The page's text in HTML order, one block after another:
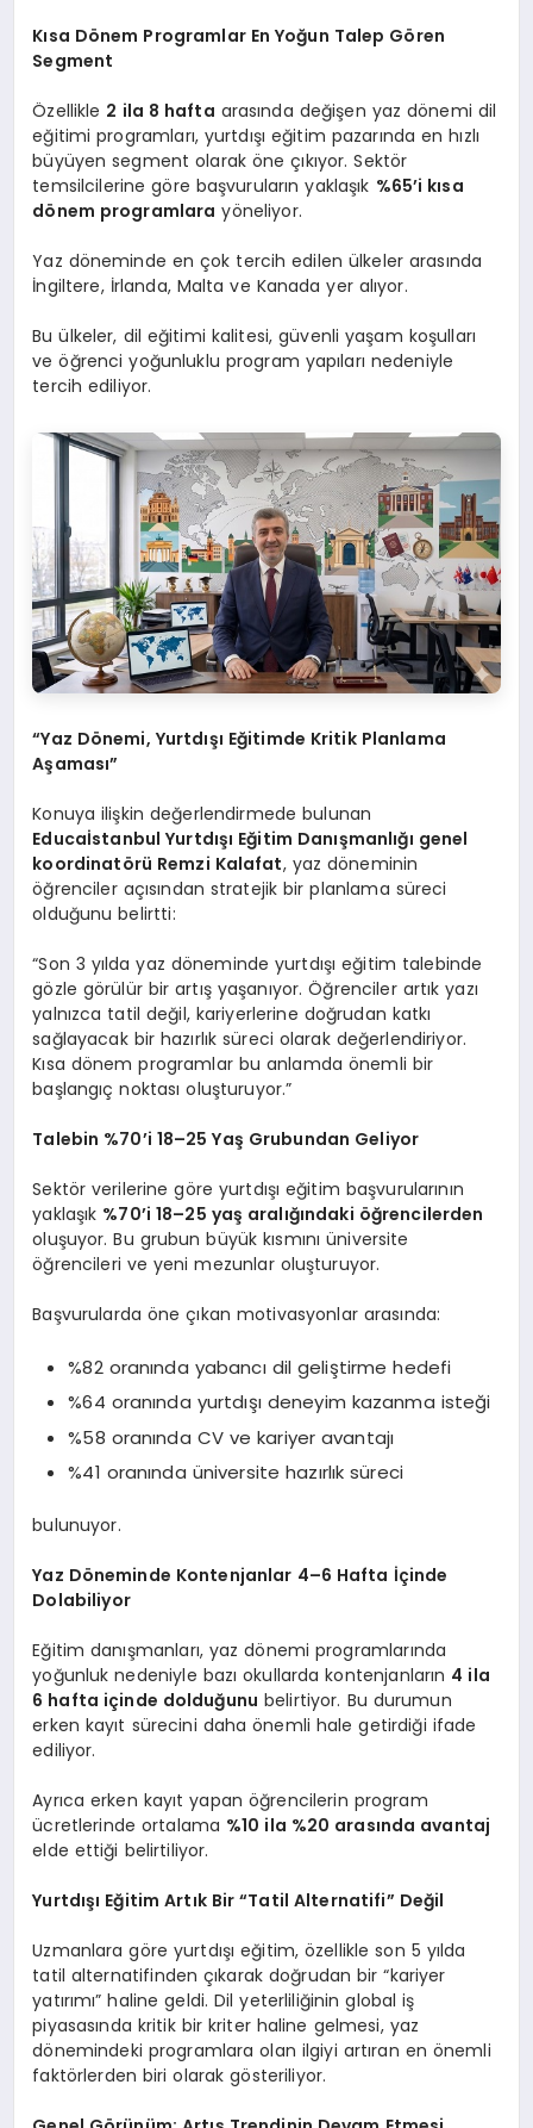
Kısa Dönem Programlar En Yoğun Talep Gören
Segment
Özellikle 2 ila 8 hafta arasında değişen yaz dönemi dil
eğitimi programları, yurtdışı eğitim pazarında en hızlı
büyüyen segment olarak öne çıkıyor. Sektör
temsilcilerine göre başvuruların yaklaşık %65’i kısa
dönem programlara yöneliyor.
Yaz döneminde en çok tercih edilen ülkeler arasında
İngiltere, İrlanda, Malta ve Kanada yer alıyor.
Bu ülkeler, dil eğitimi kalitesi, güvenli yaşam koşulları
ve öğrenci yoğunluklu program yapıları nedeniyle
tercih ediliyor.
“Yaz Dönemi, Yurtdışı Eğitimde Kritik Planlama
Aşaması”
Konuya ilişkin değerlendirmede bulunan
Educaİstanbul Yurtdışı Eğitim Danışmanlığı genel
koordinatörü Remzi Kalafat, yaz döneminin
öğrenciler açısından stratejik bir planlama süreci
olduğunu belirtti:
“Son 3 yılda yaz döneminde yurtdışı eğitim talebinde
gözle görülür bir artış yaşanıyor. Öğrenciler artık yazı
yalnızca tatil değil, kariyerlerine doğrudan katkı
sağlayacak bir hazırlık süreci olarak değerlendiriyor.
Kısa dönem programlar bu anlamda önemli bir
başlangıç noktası oluşturuyor.”
Talebin %70’i 18–25 Yaş Grubundan Geliyor
Sektör verilerine göre yurtdışı eğitim başvurularının
yaklaşık %70’i 18–25 yaş aralığındaki öğrencilerden
oluşuyor. Bu grubun büyük kısmını üniversite
öğrencileri ve yeni mezunlar oluşturuyor.
Başvurularda öne çıkan motivasyonlar arasında:
%82 oranında yabancı dil geliştirme hedefi
%64 oranında yurtdışı deneyim kazanma isteği
%58 oranında CV ve kariyer avantajı
%41 oranında üniversite hazırlık süreci
bulunuyor.
Yaz Döneminde Kontenjanlar 4–6 Hafta İçinde
Dolabiliyor
Eğitim danışmanları, yaz dönemi programlarında
yoğunluk nedeniyle bazı okullarda kontenjanların 4 ila
6 hafta içinde dolduğunu belirtiyor. Bu durumun
erken kayıt sürecini daha önemli hale getirdiği ifade
ediliyor.
Ayrıca erken kayıt yapan öğrencilerin program
ücretlerinde ortalama %10 ila %20 arasında avantaj
elde ettiği belirtiliyor.
Yurtdışı Eğitim Artık Bir “Tatil Alternatifi” Değil
Uzmanlara göre yurtdışı eğitim, özellikle son 5 yılda
tatil alternatifinden çıkarak doğrudan bir “kariyer
yatırımı” haline geldi. Dil yeterliliğinin global iş
piyasasında kritik bir kriter haline gelmesi, yaz
dönemindeki programlara olan ilgiyi artıran en önemli
faktörlerden biri olarak gösteriliyor.